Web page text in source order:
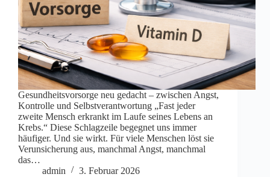
Gesundheitsvorsorge neu gedacht – zwischen Angst,
Kontrolle und Selbstverantwortung „Fast jeder
zweite Mensch erkrankt im Laufe seines Lebens an
Krebs.“ Diese Schlagzeile begegnet uns immer
häufiger. Und sie wirkt. Für viele Menschen löst sie
Verunsicherung aus, manchmal Angst, manchmal
das…
admin
3. Februar 2026